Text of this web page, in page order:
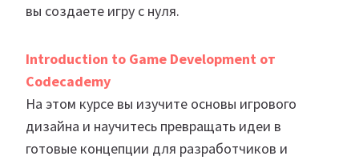
вы создаете игру с нуля.
Introduction to Game Development от
Codecademy
На этом курсе вы изучите основы игрового
дизайна и научитесь превращать идеи в
готовые концепции для разработчиков и